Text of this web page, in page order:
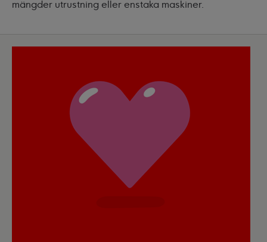
mängder utrustning eller enstaka maskiner.